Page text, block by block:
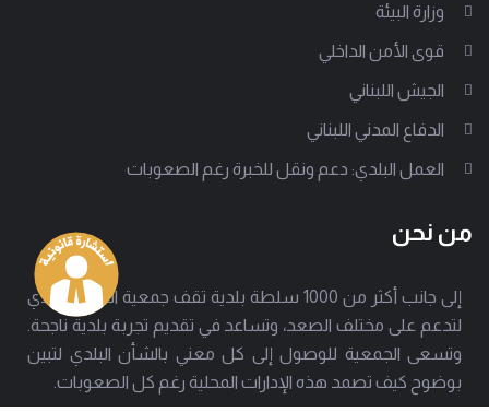
وزارة البيئة
قوى الأمن الداخلي
الجيش اللبناني
الدفاع المدني اللبناني
العمل البلدي: دعم ونقل للخبرة رغم الصعوبات
من نحن
إلى جانب أكثر من 1000 سلطة بلدية تقف جمعية العمل البلدي
لتدعم على مختلف الصعد، وتساعد في تقديم تجربة بلدية ناجحة.
وتسعى الجمعية للوصول إلى كل معني بالشأن البلدي لتبين
بوضوح كيف تصمد هذه الإدارات المحلية رغم كل الصعوبات.